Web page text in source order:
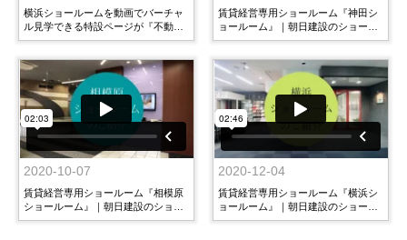
横浜ショールームを動画でバーチャ
ル見学できる特設ページが『不動産
賃貸経営博士』にオープン！
賃貸経営専用ショールーム『神田シ
ョールーム』｜朝日建設のショール
ームのご紹介！
2020-10-07
賃貸経営専用ショールーム『相模原
ショールーム』｜朝日建設のショー
ルームのご紹介！
2020-12-04
賃貸経営専用ショールーム『横浜シ
ョールーム』｜朝日建設のショール
ームのご紹介！